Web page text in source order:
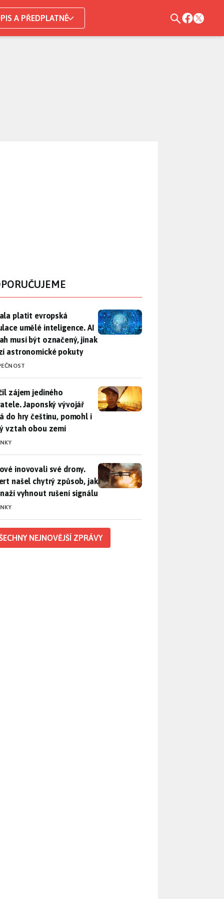
A PŘEDPLATNÉ
platit evropská regulace umělé inteligence. AI obsah
platit evropská
umělé inteligence. AI
musí být označený, jinak
astronomické pokuty
zájem jediného uživatele. Japonský vývojář přidá do hry
zájem jediného
Japonský vývojář
do hry češtinu, pomohl i
vztah obou zemí
inovovali své drony. Expert našel chytrý způsob, jak se
inovovali své drony.
našel chytrý způsob, jak
vyhnout rušení signálu
NEJNOVĚJŠÍ ZPRÁVY